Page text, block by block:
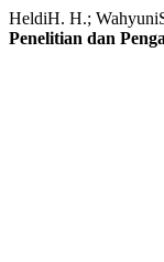
HeldiH. H.;
Penelitian dan